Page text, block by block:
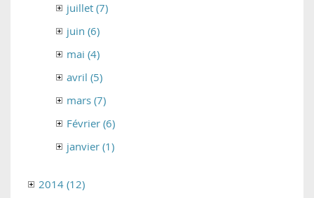
juillet (7)
juin (6)
mai (4)
avril (5)
mars (7)
Février (6)
janvier (1)
2014 (12)